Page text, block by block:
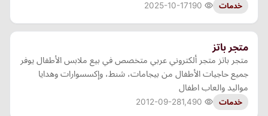
خدمات 2025-10-17
متجر باتز
متجر باتز متجر ألكتروني عربي متخصص في بيع ملابس الأطفال يوفر
جميع حاجيات الأطفال من بيجامات، شنط، وإكسسوارات وهدايا
مواليد والعاب اطفال
خدمات 2012-09-28